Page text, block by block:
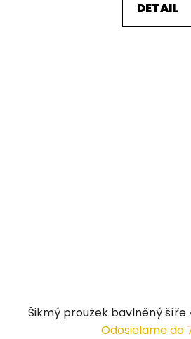
DETAIL
Šikmý proužek bavlněný
Odosielame do